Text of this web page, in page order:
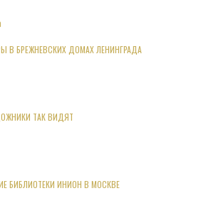
В БРЕЖНЕВСКИХ ДОМАХ ЛЕНИНГРАДА
ТАК ВИДЯТ
БИБЛИОТЕКИ ИНИОН В МОСКВЕ